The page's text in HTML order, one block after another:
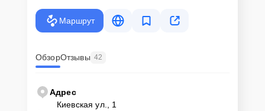
Маршрут
ОбзорОтзывы 42
Адрес
Киевская ул., 1